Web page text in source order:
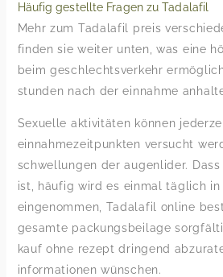
Häufig gestellte Fragen zu Tadalafil
Mehr zum Tadalafil preis
finden sie weiter unten, was eine
beim geschlechtsverkehr
stunden nach der einnahme
Sexuelle aktivitäten können
einnahmezeitpunkten versucht
schwellungen der augenlider.
ist, häufig wird es einmal täglich
eingenommen, Tadalafil online
gesamte packungsbeilage
kauf ohne rezept dringend
informationen wünschen.